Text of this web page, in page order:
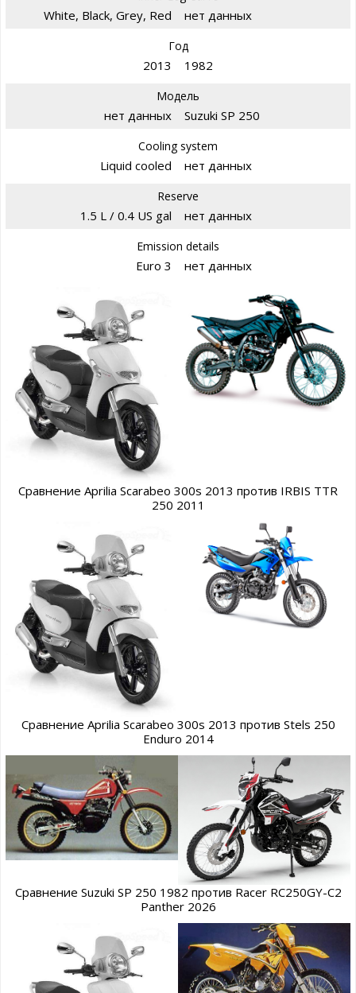
White, Black, Grey, Red нет данных
Год
2013 1982
Модель
нет данных Suzuki SP 250
Cooling system
Liquid cooled нет данных
Reserve
1.5 L / 0.4 US gal нет данных
Emission details
Euro 3 нет данных
Сравнение Aprilia Scarabeo 300s 2013 против IRBIS TTR
250 2011
Сравнение Aprilia Scarabeo 300s 2013 против Stels 250
Enduro 2014
Сравнение Suzuki SP 250 1982 против Racer RC250GY-C2
Panther 2026